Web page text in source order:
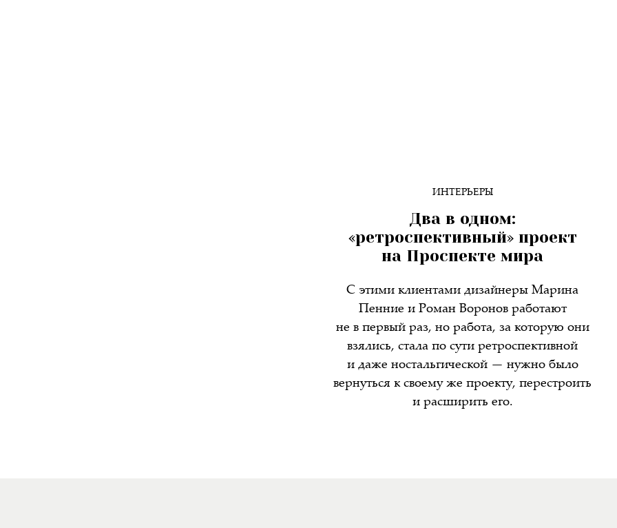
ИНТЕРЬЕРЫ
Два в одном:
«ретроспективный» проект
на Проспекте мира
С этими клиентами дизайнеры Марина
Пенние и Роман Воронов работают
не в первый раз, но работа, за которую они
взялись, стала по сути ретроспективной
и даже ностальгической — нужно было
вернуться к своему же проекту, перестроить
и расширить его.